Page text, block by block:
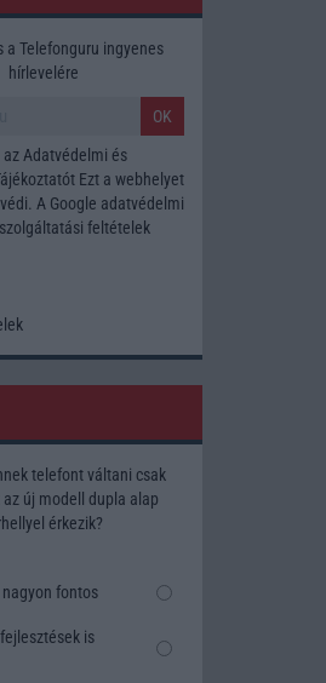
a Telefonguru ingyenes
hírlevelére
OK
az Adatvédelmi és
Ezt a webhelyet
A Google adatvédelmi
szolgáltatási feltételek
telefont váltani csak
új modell dupla alap
érkezik?
fontos
is